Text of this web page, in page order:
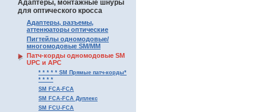
Адаптеры, монтажные шнуры
для оптического кросса
Адаптеры, разъемы,
аттенюаторы оптические
Пигтейлы одномодовые/
многомодовые SM/MM
Патч-корды одномодовые SM
UPC и APC
* * * * * SM Прямые патч-корды*
* * * *
SM FCA-FCA
SM FCA-FCA Дуплекс
SM FCU-FCA